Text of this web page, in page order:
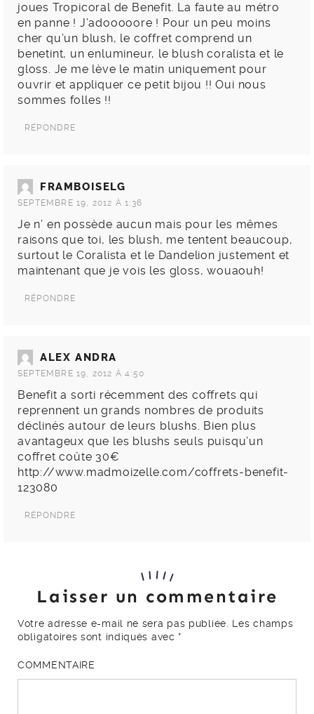
joues Tropicoral de Benefit. La faute au métro
en panne ! J’adooooore ! Pour un peu moins
cher qu’un blush, le coffret comprend un
benetint, un enlumineur, le blush coralista et le
gloss. Je me lève le matin uniquement pour
ouvrir et appliquer ce petit bijou !! Oui nous
sommes folles !!
RÉPONDRE
FRAMBOISELG
SEPTEMBRE 19, 2012 À 1:36
Je n’ en possède aucun mais pour les mêmes
raisons que toi, les blush, me tentent beaucoup,
surtout le Coralista et le Dandelion justement et
maintenant que je vois les gloss, wouaouh!
RÉPONDRE
ALEX ANDRA
SEPTEMBRE 19, 2012 À 4:50
Benefit a sorti récemment des coffrets qui
reprennent un grands nombres de produits
déclinés autour de leurs blushs. Bien plus
avantageux que les blushs seuls puisqu’un
coffret coûte 30€
http://www.madmoizelle.com/coffrets-benefit-
123080
RÉPONDRE
Laisser un commentaire
Votre adresse e-mail ne sera pas publiée.
Les champs
obligatoires sont indiqués avec *
COMMENTAIRE